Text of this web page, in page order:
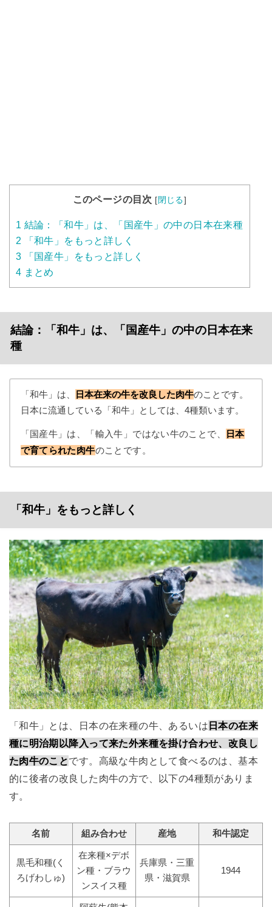
このページの目次 [閉じる]
1 結論：「和牛」は、「国産牛」の中の日本在来種
2 「和牛」をもっと詳しく
3 「国産牛」をもっと詳しく
4 まとめ
結論：「和牛」は、「国産牛」の中の日本在来
種
「和牛」は、 日本在来の牛を改良した肉牛のことです。
日本に流通している「和牛」としては、4種類います。
「国産牛」は、「輸入牛」ではない牛のことで、
日本
で育てられた肉牛のことです。
「和牛」をもっと詳しく
「和牛」とは、日本の在来種の牛、あるいは 日本の在来
種に明治期以降入って来た外来種を掛け合わせ、改良し
た肉牛のことです。高級な牛肉として食べるのは、基本
的に後者の改良した肉牛の方で、以下の4種類がありま
す。
名前 組み合わせ 産地 和牛認定
黒毛和種(く
ろげわしゅ)
在来種×デボ
ン種・ブラウ
ンスイス種
兵庫県・三重
県・滋賀県
1944